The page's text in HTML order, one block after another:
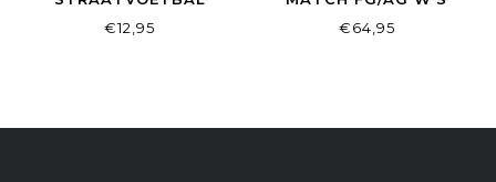
MAAT 5 WORLD CUP
€12,95
HEAT FIRE-PMA-
€64,95